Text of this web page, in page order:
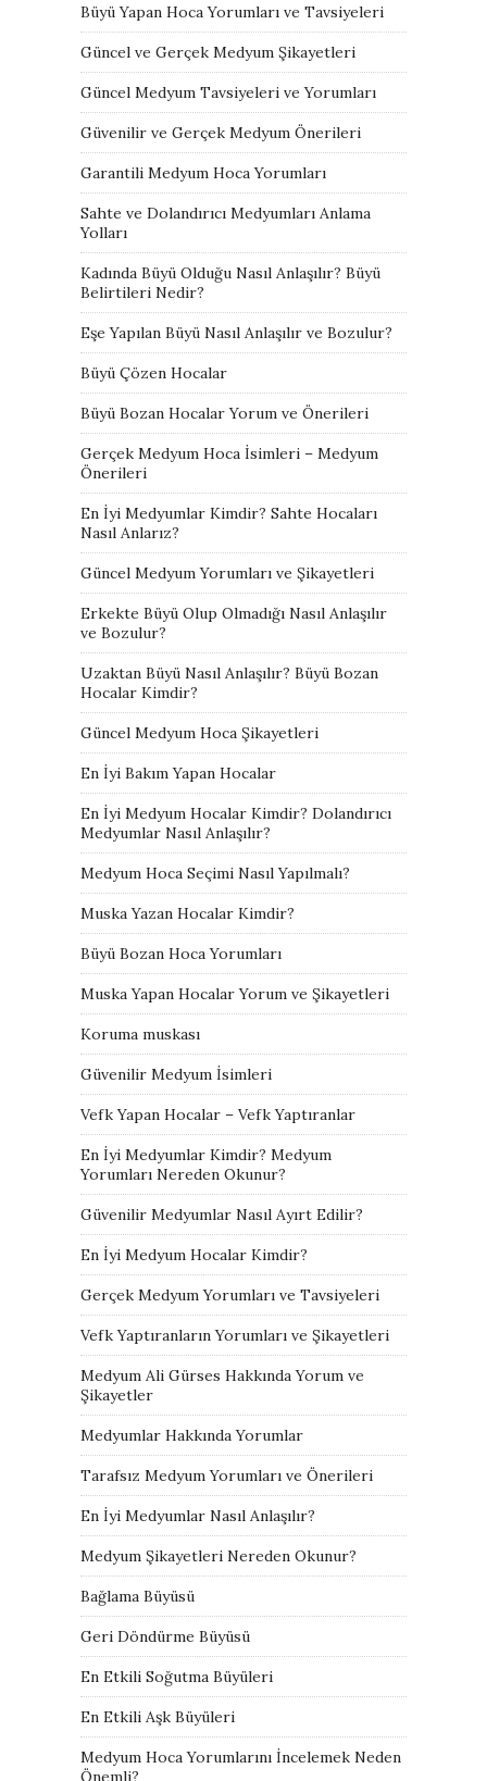
Büyü Yapan Hoca Yorumları ve Tavsiyeleri
Güncel ve Gerçek Medyum Şikayetleri
Güncel Medyum Tavsiyeleri ve Yorumları
Güvenilir ve Gerçek Medyum Önerileri
Garantili Medyum Hoca Yorumları
Sahte ve Dolandırıcı Medyumları Anlama
Yolları
Kadında Büyü Olduğu Nasıl Anlaşılır? Büyü
Belirtileri Nedir?
Eşe Yapılan Büyü Nasıl Anlaşılır ve Bozulur?
Büyü Çözen Hocalar
Büyü Bozan Hocalar Yorum ve Önerileri
Gerçek Medyum Hoca İsimleri – Medyum
Önerileri
En İyi Medyumlar Kimdir? Sahte Hocaları
Nasıl Anlarız?
Güncel Medyum Yorumları ve Şikayetleri
Erkekte Büyü Olup Olmadığı Nasıl Anlaşılır
ve Bozulur?
Uzaktan Büyü Nasıl Anlaşılır? Büyü Bozan
Hocalar Kimdir?
Güncel Medyum Hoca Şikayetleri
En İyi Bakım Yapan Hocalar
En İyi Medyum Hocalar Kimdir? Dolandırıcı
Medyumlar Nasıl Anlaşılır?
Medyum Hoca Seçimi Nasıl Yapılmalı?
Muska Yazan Hocalar Kimdir?
Büyü Bozan Hoca Yorumları
Muska Yapan Hocalar Yorum ve Şikayetleri
Koruma muskası
Güvenilir Medyum İsimleri
Vefk Yapan Hocalar – Vefk Yaptıranlar
En İyi Medyumlar Kimdir? Medyum
Yorumları Nereden Okunur?
Güvenilir Medyumlar Nasıl Ayırt Edilir?
En İyi Medyum Hocalar Kimdir?
Gerçek Medyum Yorumları ve Tavsiyeleri
Vefk Yaptıranların Yorumları ve Şikayetleri
Medyum Ali Gürses Hakkında Yorum ve
Şikayetler
Medyumlar Hakkında Yorumlar
Tarafsız Medyum Yorumları ve Önerileri
En İyi Medyumlar Nasıl Anlaşılır?
Medyum Şikayetleri Nereden Okunur?
Bağlama Büyüsü
Geri Döndürme Büyüsü
En Etkili Soğutma Büyüleri
En Etkili Aşk Büyüleri
Medyum Hoca Yorumlarını İncelemek Neden
Önemli?